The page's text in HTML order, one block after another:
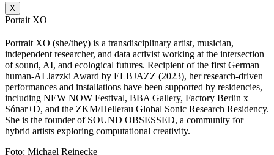
X
Portait XO
Portrait XO (she/they) is a transdisciplinary artist, musician,
independent researcher, and data activist working at the intersection
of sound, AI, and ecological futures. Recipient of the first German
human-AI Jazzki Award by ELBJAZZ (2023), her research-driven
performances and installations have been supported by residencies,
including NEW NOW Festival, BBA Gallery, Factory Berlin x
Sónar+D, and the ZKM/Hellerau Global Sonic Research Residency.
She is the founder of SOUND OBSESSED, a community for
hybrid artists exploring computational creativity.
Foto: Michael Reinecke